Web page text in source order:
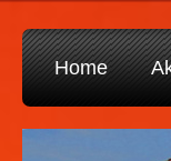
Home